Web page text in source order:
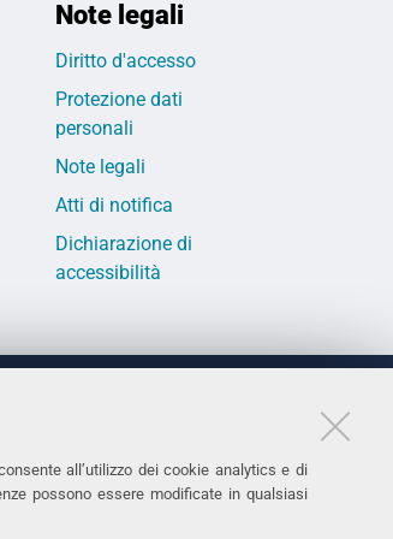
all’utilizzo dei cookie analytics e di
possono essere modificate in qualsiasi
Note legali
Diritto d'accesso
Protezione dati
personali
Note legali
Atti di notifica
Dichiarazione di
accessibilità
dati personali